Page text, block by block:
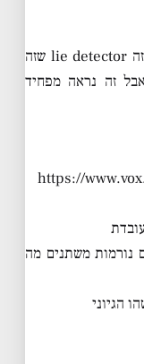
אגב יש גם היום טכניקה כזו קוראים לזה lie detector שזה
זה נראה מפחיד
https://
נורמות משתנים מה
הגיוני